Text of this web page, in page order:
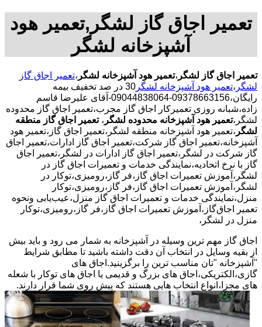
تعمیر اجاق گاز لشگر,تعمیر هود
آشپزخانه لشگر
تعمیر اجاق گاز لشگر ،تعمیر هود آشپزخانه لشگر ،تعمیر اجاق گاز
لشگر ،تعمیر هود آشپزخانه لشگر
30 در صد تخفیف بیمه
رایگان،09378663156-09044838064-آقای علیرضا قاسم
زاده،شبانه روزی تعمیرکار اجاق گاز مجرب،تعمیر اجاق گاز محدوده
لشگر،تعمیر هود آشپزخانه محدوده لشگر ، تعمیر اجاق گاز منطقه
لشگر ،تعمیر هود آشپزخانه منطقه لشگر،تعمیر اجاق گاز،تعمیر هود
آشپزخانه،تعمیر اجاق گاز شرکت،تعمیر اجاق گاز ادارات،تعمیر اجاق
گاز شرکت در لشگر،تعمیر اجاق گاز ادارات در لشگر،تعمیر اجاق
گاز با نرخ اتحادیه،نمایندگی خدمات و تعمیرات اجاق گاز در
لشگر،آموزش تعمیرات اجاق گاز،فر گاز،رومیزی،توکار در
لشگر،آموزش تعمیرات اجاق گاز،فر گاز،رومیزی،توکار
منزل،نمایندگی خدمات و تعمیرات اجاق گاز منزل،عیب‌یابی ونحوه
تعمیر اجاق‌گاز،آموزش تعمیرات اجاق گاز،فر گاز،رومیزی،توکار
منزل در لشگر،
اجاق گاز مهم ترین وسیله در آشپزخانه به شمار می رود و باید بیش
از بقیه وسایل در انتخاب آن دقت داشته باشید تا مطابق شرایط
"آشپزخانه "تان مناسب ترین را برگزینید.اجاق های
گازی،الکتریکی،اجاق های بزرگ و قدیمی یا اجاق های توکار با شعله
های مجزا،انواع انتخاب هایی هستند که پیش روی شما قرار دارند.